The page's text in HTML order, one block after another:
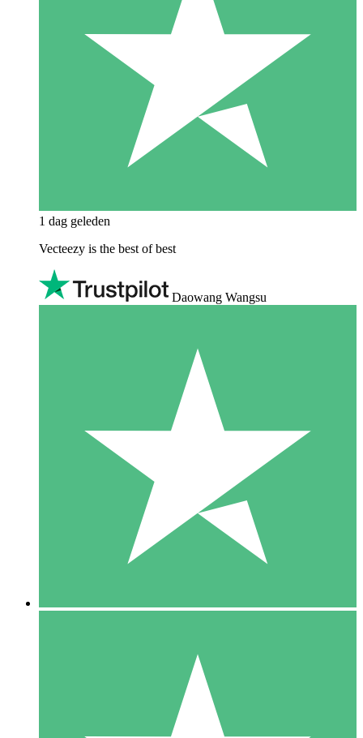
1 dag geleden
Vecteezy is the best of best
Daowang Wangsu